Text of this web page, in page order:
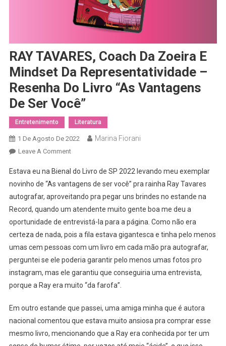
RAY TAVARES, Coach Da Zoeira E
Mindset Da Representatividade –
Resenha Do Livro “As Vantagens
De Ser Você”
Entretenimento Literatura
1 De Agosto De 2022 Marina Fiorani
Leave A CommentOn
TAVARES,
Coach
Da
Zoeira
E
Mindset
Representatividade
Resenha
“As
Vantagens
De
Estava eu na Bienal do Livro de SP 2022 levando meu exemplar
novinho de “As vantagens de ser você” pra rainha Ray Tavares
autografar, aproveitando pra pegar uns brindes no estande na
Record, quando um atendente muito gente boa me deu a
oportunidade de entrevistá-la para a página. Como não era
certeza de nada, pois a fila estava gigantesca e tinha pelo menos
umas cem pessoas com um livro em cada mão pra autografar,
perguntei se ele poderia garantir pelo menos umas fotos pro
instagram, mas ele garantiu que conseguiria uma entrevista,
porque a Ray era muito “da farofa”.
Em outro estande que passei, uma amiga minha que é autora
nacional comentou que estava muito ansiosa pra comprar esse
mesmo livro, mencionando que a Ray era conhecida por ter um